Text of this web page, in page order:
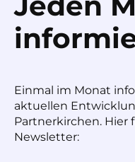
Einmal im Monat
aktuellen
Partnerkirchen. Hier
Newsletter: